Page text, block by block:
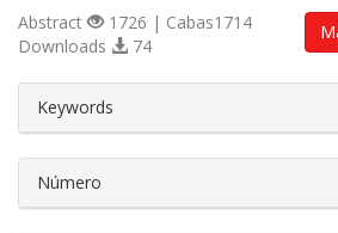
Abstract
1726 | Cabas1714
Downloads
74
Keywords
Número